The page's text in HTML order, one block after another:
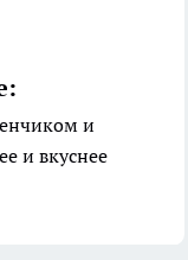
и
и вкуснее